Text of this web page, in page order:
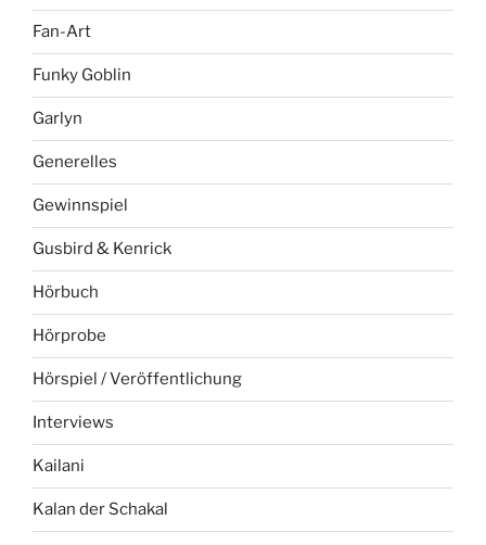
Fan-Art
Funky Goblin
Garlyn
Generelles
Gewinnspiel
Gusbird & Kenrick
Hörbuch
Hörprobe
Hörspiel / Veröffentlichung
Interviews
Kailani
Kalan der Schakal